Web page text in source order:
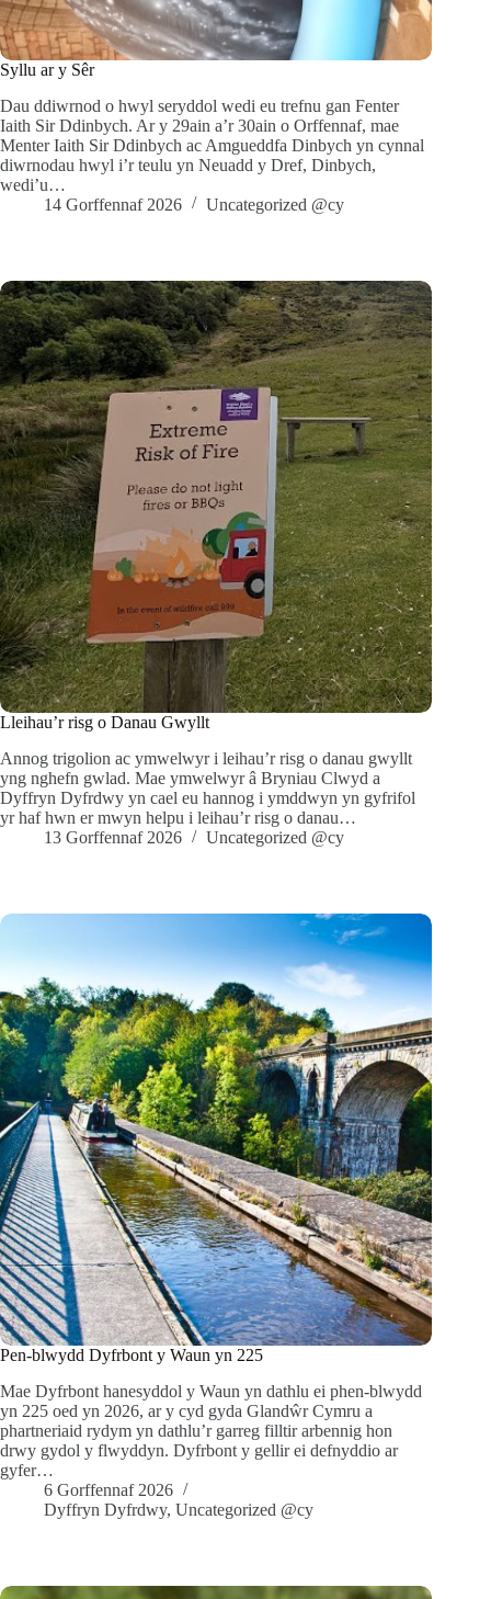
Syllu ar y Sêr
Dau ddiwrnod o hwyl seryddol wedi eu trefnu gan Fenter
Iaith Sir Ddinbych. Ar y 29ain a’r 30ain o Orffennaf, mae
Menter Iaith Sir Ddinbych ac Amgueddfa Dinbych yn cynnal
diwrnodau hwyl i’r teulu yn Neuadd y Dref, Dinbych,
wedi’u…
14 Gorffennaf 2026
Uncategorized @cy
Lleihau’r risg o Danau Gwyllt
Annog trigolion ac ymwelwyr i leihau’r risg o danau gwyllt
yng nghefn gwlad. Mae ymwelwyr â Bryniau Clwyd a
Dyffryn Dyfrdwy yn cael eu hannog i ymddwyn yn gyfrifol
yr haf hwn er mwyn helpu i leihau’r risg o danau…
13 Gorffennaf 2026
Uncategorized @cy
Pen-blwydd Dyfrbont y Waun yn 225
Mae Dyfrbont hanesyddol y Waun yn dathlu ei phen-blwydd
yn 225 oed yn 2026, ar y cyd gyda Glandŵr Cymru a
phartneriaid rydym yn dathlu’r garreg filltir arbennig hon
drwy gydol y flwyddyn. Dyfrbont y gellir ei defnyddio ar
gyfer…
6 Gorffennaf 2026
Dyffryn Dyfrdwy, Uncategorized @cy